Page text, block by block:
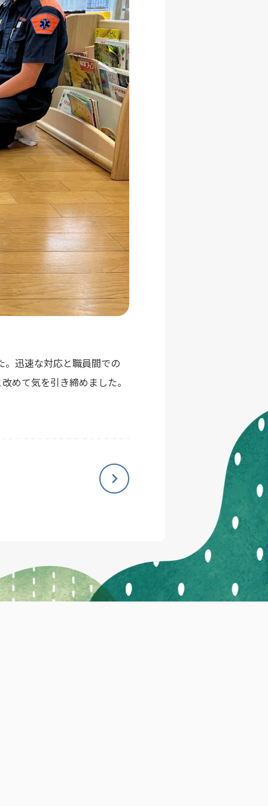
。迅速な対応と職員間での
めて気を引き締めました。